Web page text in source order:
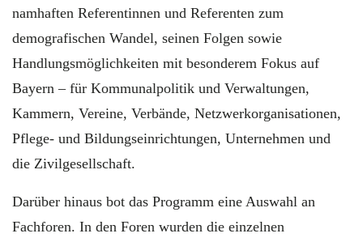
namhaften Referentinnen und Referenten zum
demografischen Wandel, seinen Folgen sowie
Handlungsmöglichkeiten mit besonderem Fokus auf
Bayern – für Kommunalpolitik und Verwaltungen,
Kammern, Vereine, Verbände, Netzwerkorganisationen,
Pflege- und Bildungseinrichtungen, Unternehmen und
die Zivilgesellschaft.
Darüber hinaus bot das Programm eine Auswahl an
Fachforen. In den Foren wurden die einzelnen